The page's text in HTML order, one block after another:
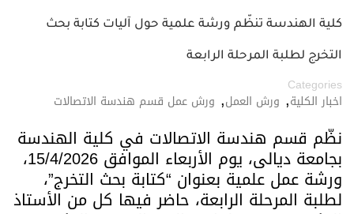
كلية الهندسة تنظّم ورشة علمية حول آليات كتابة بحث
التخرج لطلبة المرحلة الرابعة
Categories
اخبار الكلية, ورش العمل, ورش عمل قسم هندسة الاتصالات
نظّم قسم هندسة الاتصالات في كلية الهندسة
بجامعة ديالى، يوم الأربعاء الموافق 15/4/2026،
ورشة عمل علمية بعنوان “كتابة بحث التخرج”،
لطلبة المرحلة الرابعة، حاضر فيها كل من الأستاذ